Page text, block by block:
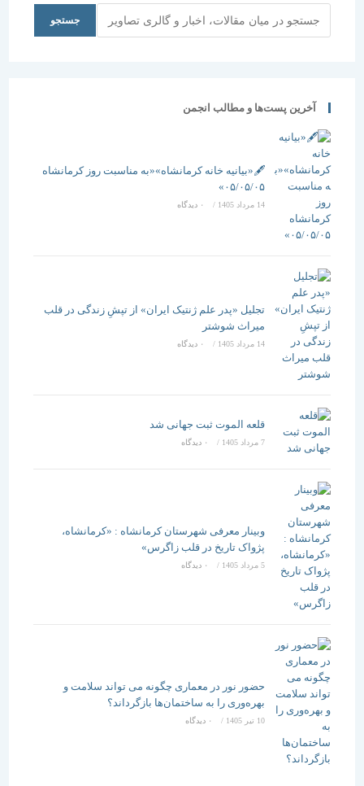
جستجو
آخرین پست‌ها و مطالب انجمن
🖋️«بیانیه خانه کرمانشاه»«به مناسبت روز کرمانشاه
۰۵/۰۵/۰۵»
/ ۰ دیدگاه
تجلیل «پدر علم ژنتیک ایران» از تپشِ زندگی در قلب
میراث شوشتر
14 مرداد 1405 / ۰ دیدگاه
قلعه الموت ثبت جهانی شد
/ ۰ دیدگاه
وبینار معرفی شهرستان کرمانشاه : «کرمانشاه،
پژواک تاریخ در قلب زاگرس»
5 مرداد 1405 / ۰ دیدگاه
حضور نور در معماری چگونه می تواند سلامت و
بهره‌وری را به ساختمان‌ها بازگرداند؟
/ ۰ دیدگاه